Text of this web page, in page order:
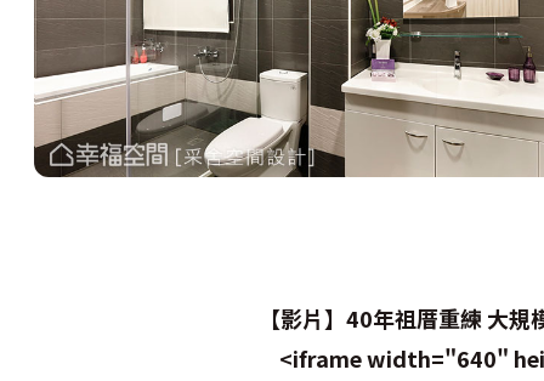
【影片】40年祖厝重練 大
<iframe width="640"